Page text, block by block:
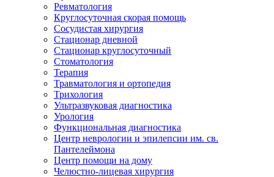
Ревматология
Круглосуточная скорая помощь
Сосудистая хирургия
Стационар дневной
Стационар круглосуточный
Стоматология
Терапия
Травматология и ортопедия
Трихология
Ультразвуковая диагностика
Урология
Функциональная диагностика
Центр неврологии и эпилепсии им. св.
Пантелеймона
Центр помощи на дому
Челюстно-лицевая хирургия